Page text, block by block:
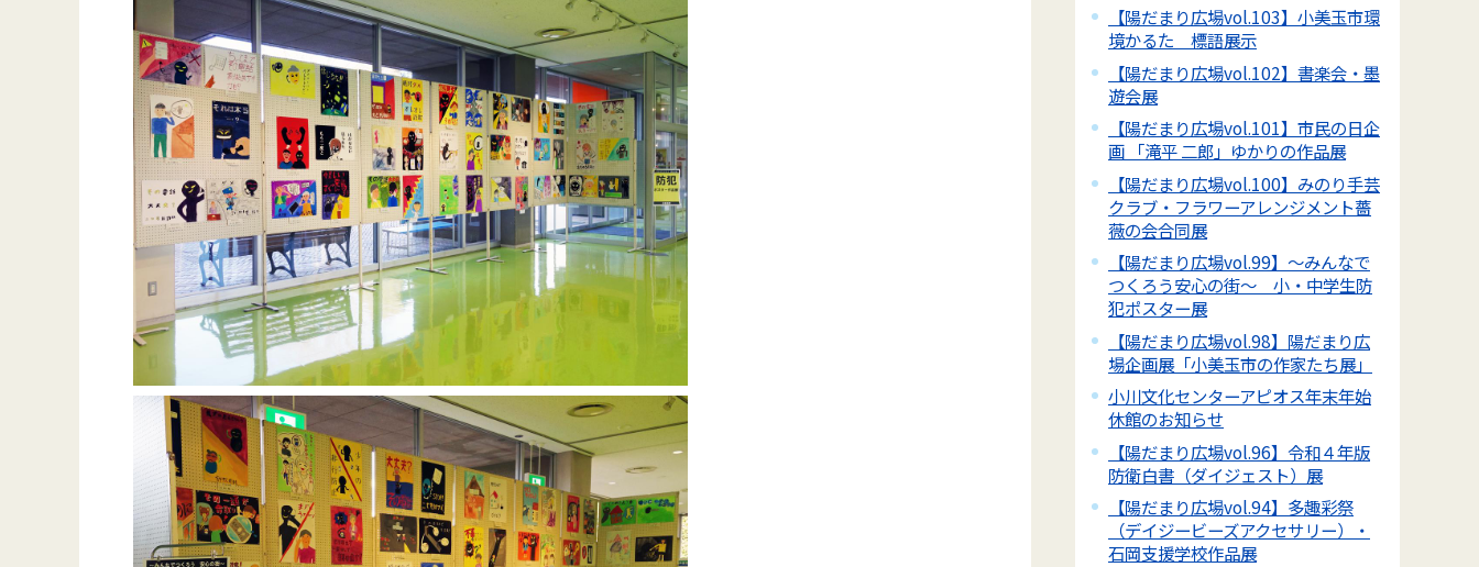
【陽だまり広場vol.103】小美玉市環
境かるた 標語展示
【陽だまり広場vol.102】書楽会・墨
遊会展
【陽だまり広場vol.101】市民の日企
画 「滝平 二郎」ゆかりの作品展
【陽だまり広場vol.100】みのり手芸
クラブ・フラワーアレンジメント薔
薇の会合同展
【陽だまり広場vol.99】～みんなで
つくろう安心の街～ 小・中学生防
犯ポスター展
【陽だまり広場vol.98】陽だまり広
場企画展「小美玉市の作家たち展」
小川文化センターアピオス年末年始
休館のお知らせ
【陽だまり広場vol.96】令和４年版
防衛白書（ダイジェスト）展
【陽だまり広場vol.94】多趣彩祭
（デイジービーズアクセサリー）・
石岡支援学校作品展